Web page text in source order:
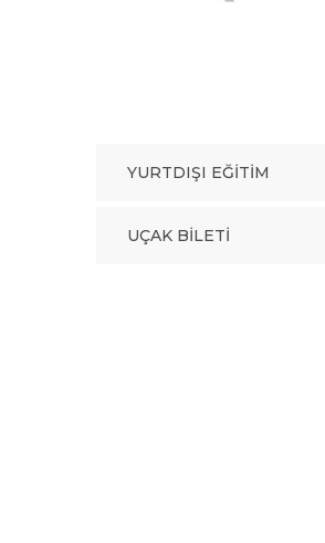
YURTDIŞI EĞITIM
UÇAK BILETI